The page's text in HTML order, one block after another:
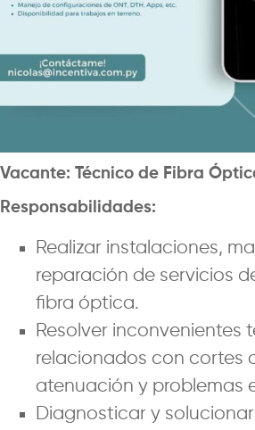
Vacante: Técnico de Fibra
Responsabilidades:
Realizar instalaciones,
reparación de servicios
fibra óptica.
Resolver inconvenientes
relacionados con cortes
atenuación y problemas
Diagnosticar y solucionar